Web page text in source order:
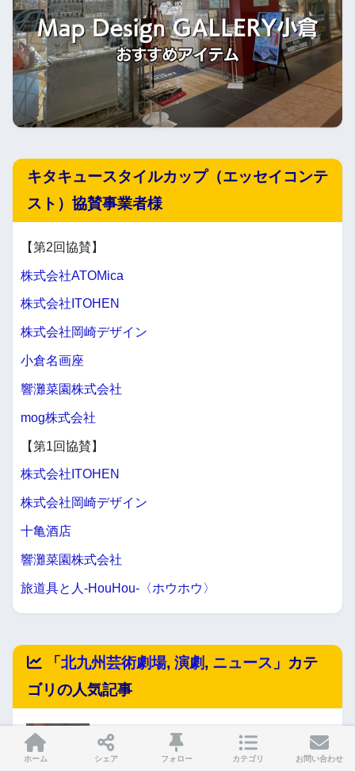
キタキュースタイルカップ（エッセイコンテ
スト）協賛事業者様
【第2回協賛】
株式会社ATOMica
株式会社ITOHEN
株式会社岡崎デザイン
小倉名画座
響灘菜園株式会社
mog株式会社
【第1回協賛】
株式会社ITOHEN
株式会社岡崎デザイン
十亀酒店
響灘菜園株式会社
旅道具と人-HouHou-〈ホウホウ〉
「北九州芸術劇場, 演劇, ニュース 」カテ
ゴリの人気記事
J:COM北九州芸術劇場でNODA・MAP 第28回
公演 『華氏マイナス320°』 広瀬すずさんコメ
ホーム シェア フォロー カテゴリ お問い合わせ